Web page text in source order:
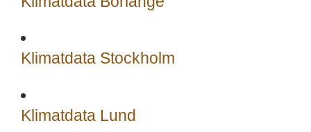
Klimatdata Stockholm
Klimatdata Lund